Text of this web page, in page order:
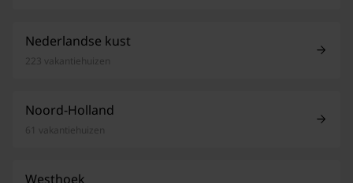
Nederlandse kust
223 vakantiehuizen
Noord-Holland
61 vakantiehuizen
Westhoek